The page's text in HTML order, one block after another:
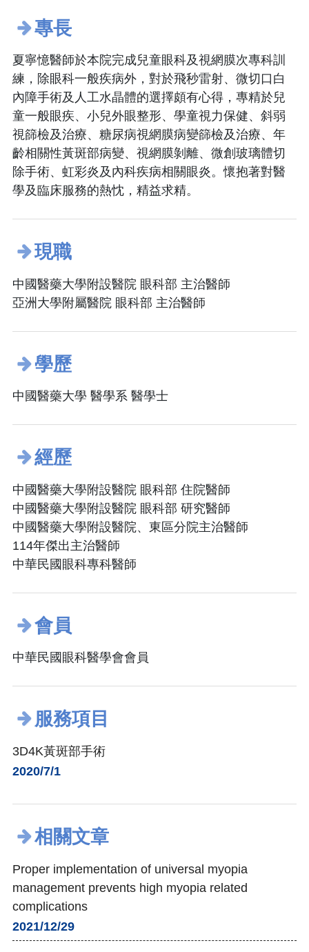
專長
夏寧憶醫師於本院完成兒童眼科及視網膜次專科訓
練，除眼科一般疾病外，對於飛秒雷射、微切口白
內障手術及人工水晶體的選擇頗有心得，專精於兒
童一般眼疾、小兒外眼整形、學童視力保健、斜弱
視篩檢及治療、糖尿病視網膜病變篩檢及治療、年
齡相關性黃斑部病變、視網膜剝離、微創玻璃體切
除手術、虹彩炎及內科疾病相關眼炎。懷抱著對醫
學及臨床服務的熱忱，精益求精。
現職
中國醫藥大學附設醫院 眼科部 主治醫師
亞洲大學附屬醫院 眼科部 主治醫師
學歷
中國醫藥大學 醫學系 醫學士
經歷
中國醫藥大學附設醫院 眼科部 住院醫師
中國醫藥大學附設醫院 眼科部 研究醫師
中國醫藥大學附設醫院、東區分院主治醫師
114年傑出主治醫師
中華民國眼科專科醫師
會員
中華民國眼科醫學會會員
服務項目
3D4K黃斑部手術
2020/7/1
相關文章
Proper implementation of universal myopia
management prevents high myopia related
complications
2021/12/29